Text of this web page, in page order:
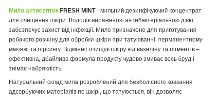
Мило антисептик FRESH MINT- мильний дезинфікуючий концентрат
для очищення шкіри. Володіє вираженою антибактеріальною дією,
забезпечує захист від інфекції. Мило призначене для приготування
робочого розчину для обробки шкіри при татуюванні, перманентному
макіяжі та пірсингу. Відмінно очищує шкіру від вазеліну та пігментів –
ефективна, дбайлива формула продукту чудово змиває весь бруд і
знімає набряклість.
Натуральний склад мила розроблений для безболісного ковзання
адсорбуючих матеріалів по шкірі, що татуюється, він дозволяє